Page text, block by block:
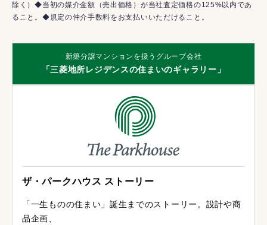
除く）◆当初の媒介金額（売出価格）が当社査定価格の125%以内であ
ること。◆規定の仲介手数料をお支払いいただけること。
新築分譲マンションを扱うグループ会社
「三菱地所レジデンスの住まいのギャラリー」
ザ・パークハウス ストーリー
「一生ものの住まい」誕生までのストーリー。設計や商
品企画、